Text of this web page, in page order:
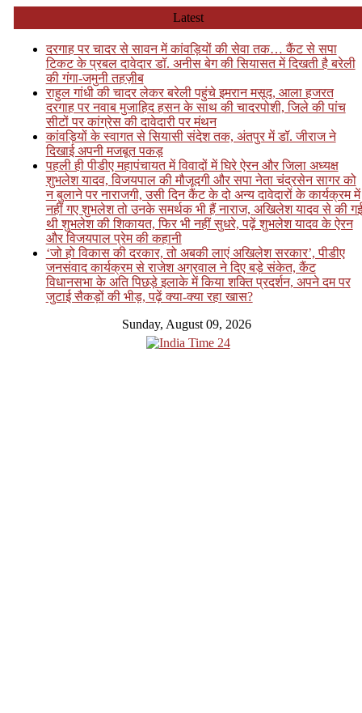
to
Latest
दरगाह पर चादर से सावन में कांवड़ियों की सेवा तक… कैंट से सपा
टिकट के प्रबल दावेदार डॉ. अनीस बेग की सियासत में दिखती है बरेली
की गंगा-जमुनी तहज़ीब
राहुल गांधी की चादर लेकर बरेली पहुंचे इमरान मसूद, आला हजरत
दरगाह पर नवाब मुजाहिद हसन के साथ की चादरपोशी, जिले की पांच
सीटों पर कांग्रेस की दावेदारी पर मंथन
कांवड़ियों के स्वागत से सियासी संदेश तक, अंतपुर में डॉ. जीराज ने
दिखाई अपनी मजबूत पकड़
पहली ही पीडीए महापंचायत में विवादों में घिरे ऐरन और जिला अध्यक्ष
शुभलेश यादव, विजयपाल की मौजूदगी और सपा नेता चंद्रसेन सागर को
न बुलाने पर नाराजगी, उसी दिन कैंट के दो अन्य दावेदारों के कार्यक्रम में
नहीं गए शुभलेश तो उनके समर्थक भी हैं नाराज, अखिलेश यादव से की गई
थी शुभलेश की शिकायत, फिर भी नहीं सुधरे, पढ़ें शुभलेश यादव के ऐरन
और विजयपाल प्रेम की कहानी
‘जो हो विकास की दरकार, तो अबकी लाएं अखिलेश सरकार’, पीडीए
जनसंवाद कार्यक्रम से राजेश अग्रवाल ने दिए बड़े संकेत, कैंट
विधानसभा के अति पिछड़े इलाके में किया शक्ति प्रदर्शन, अपने दम पर
जुटाई सैकड़ों की भीड़, पढ़ें क्या-क्या रहा खास?
Sunday, August 09, 2026